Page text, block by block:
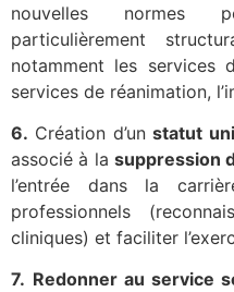
nouvelles normes
particulièrement
notamment les services
services de réanimation,
6. Création d’unstatut
associé à la suppression
l’entrée dans la
professionnels
cliniques) et faciliter
7. Redonner au service